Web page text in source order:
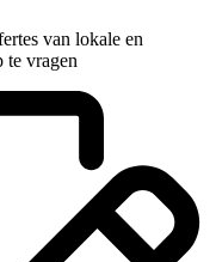
van lokale en
te vragen